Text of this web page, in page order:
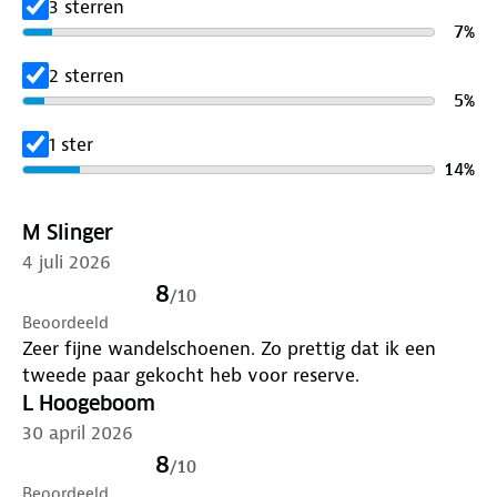
3 sterren
7%
2 sterren
5%
1 ster
14%
M Slinger
4 juli 2026
8/10
Beoordeeld
Zeer fijne wandelschoenen. Zo prettig dat ik een
tweede paar gekocht heb voor reserve.
L Hoogeboom
30 april 2026
8/10